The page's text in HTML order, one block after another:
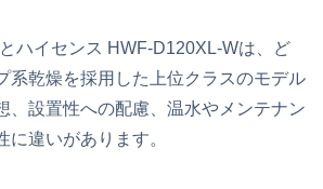
ハイセンス HWF-D120XL-Wは、ど
系乾燥を採用した上位クラスのモデル
、設置性への配慮、温水やメンテナン
に違いがあります。